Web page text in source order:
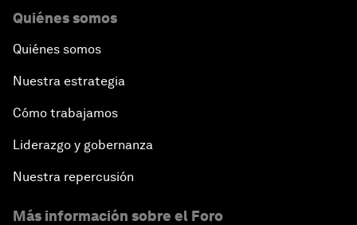
Quiénes somos
Quiénes somos
Nuestra estrategia
Cómo trabajamos
Liderazgo y gobernanza
Nuestra repercusión
Más información sobre el Foro